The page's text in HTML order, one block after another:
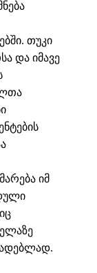
თუკი
და იმავე
იმ